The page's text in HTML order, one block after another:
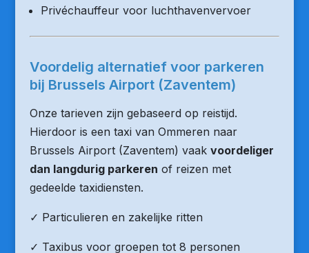
Privéchauffeur voor luchthavenvervoer
Voordelig alternatief voor parkeren
bij Brussels Airport (Zaventem)
Onze tarieven zijn gebaseerd op reistijd.
Hierdoor is een taxi van Ommeren naar
Brussels Airport (Zaventem) vaak voordeliger
dan langdurig parkeren of reizen met
gedeelde taxidiensten.
✓ Particulieren en zakelijke ritten
✓ Taxibus voor groepen tot 8 personen